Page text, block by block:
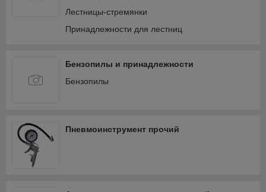
Лестницы-стремянки
Принадлежности для лестниц
Бензопилы и принадлежности
Бензопилы
Пневмоинструмент прочий